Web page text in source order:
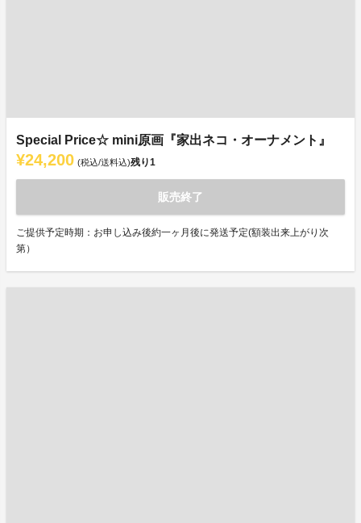
Special Price☆ mini原画『家出ネコ・オーナメント』
¥24,200 (税込/送料込)残り1
販売終了
ご提供予定時期：お申し込み後約一ヶ月後に発送予定(額装出来上がり次
第）